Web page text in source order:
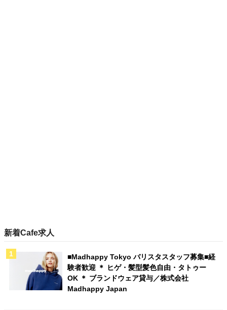
新着Cafe求人
■Madhappy Tokyo バリスタスタッフ募集■経
験者歓迎 ＊ ヒゲ・髪型髪色自由・タトゥー
OK ＊ ブランドウェア貸与／株式会社
Madhappy Japan